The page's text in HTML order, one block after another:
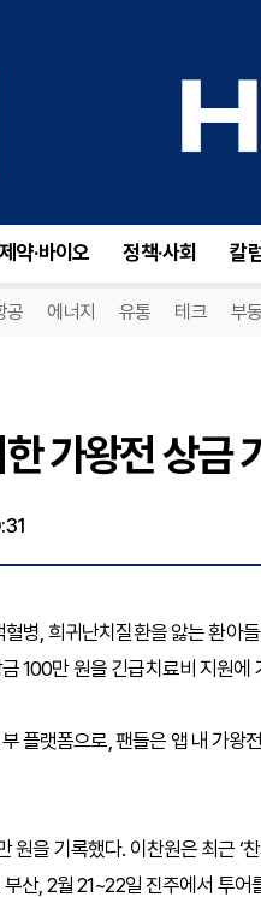
제약·바이오 정책·사회 칼
공 에너지 유통 테크 부
가왕전 상금
병, 희귀난치질환을 앓는 환아
100만 원을 긴급치료비 지원에
플랫폼으로, 팬들은 앱 내 가왕
을 기록했다. 이찬원은 최근 ‘
산, 2월 21~22일 진주에서 투어